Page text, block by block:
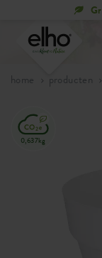
home producten
0,637kg